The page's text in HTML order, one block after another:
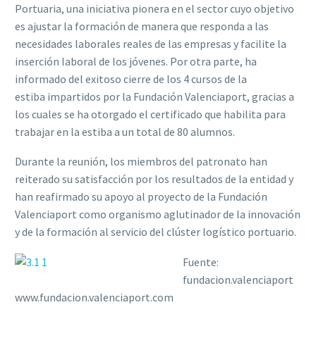
Portuaria, una iniciativa pionera en el sector cuyo objetivo
es ajustar la formación de manera que responda a las
necesidades laborales reales de las empresas y facilite la
inserción laboral de los jóvenes. Por otra parte, ha
informado del exitoso cierre de los 4 cursos de la
estiba impartidos por la Fundación Valenciaport, gracias a
los cuales se ha otorgado el certificado que habilita para
trabajar en la estiba a un total de 80 alumnos.
Durante la reunión, los miembros del patronato han
reiterado su satisfacción por los resultados de la entidad y
han reafirmado su apoyo al proyecto de la Fundación
Valenciaport como organismo aglutinador de la innovación
y de la formación al servicio del clúster logístico portuario.
Fuente:
fundacion.valenciaport
www.fundacion.valenciaport.com